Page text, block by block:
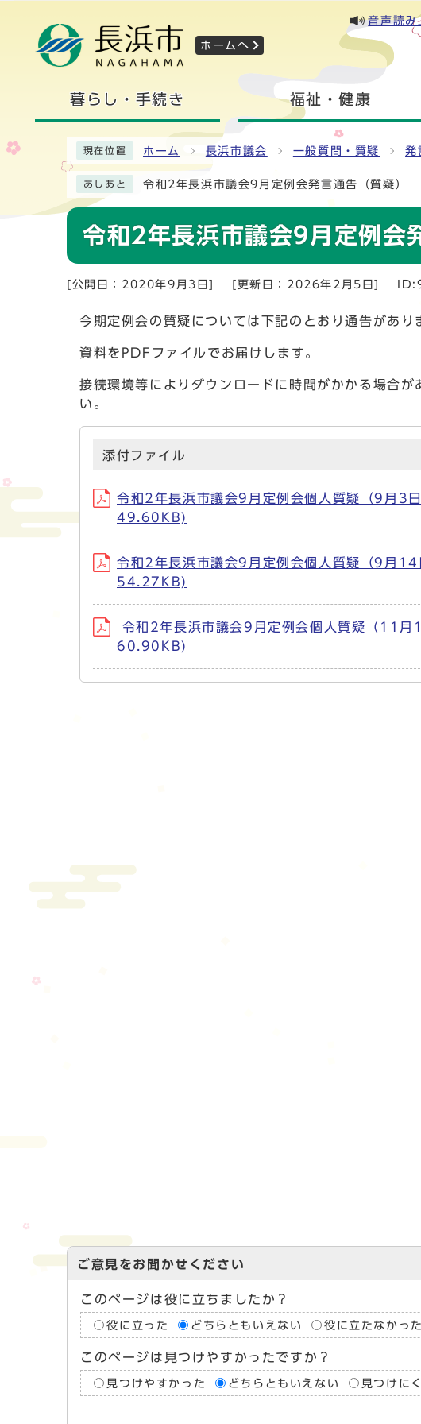
ホームへ
音声読み
暮らし・手続き 福祉・健康
現在位置 ホーム 長浜市議会 一般質問・質疑 発
あしあと 令和2年長浜市議会9月定例会発言通告（質疑）
令和2年長浜市議会9月定例会
[公開日：2020年9月3日] [更新日：2026年2月5日]
今期定例会の質疑については下記のとおり通告があり
資料をPDFファイルでお届けします。
接続環境等によりダウンロードに時間がかかる場合
い。
添付ファイル
令和2年長浜市議会9月定例会個人質疑（9月
49.60KB)
令和2年長浜市議会9月定例会個人質疑（9月
54.27KB)
令和2年長浜市議会9月定例会個人質疑（11
60.90KB)
ご意見をお聞かせください
このページは役に立ちましたか？
役に立った どちらともいえない 役に立たなかった
このページは見つけやすかったですか？
見つけやすかった どちらともいえない 見つけに